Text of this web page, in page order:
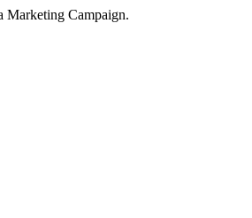
Marketing Campaign.